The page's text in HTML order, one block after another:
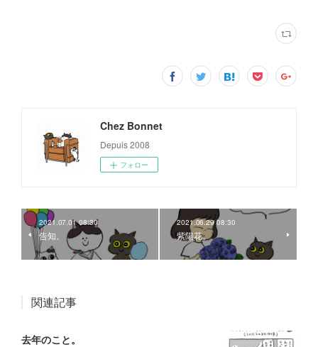
Chez Bonnet
Depuis 2008
フォロー
2021.07.01 08:30
告知。
2021.06.29 08:30
紫陽花。
関連記事
去年のこと。